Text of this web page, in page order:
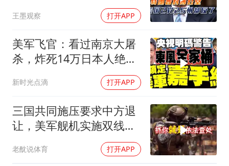
王墨观察 打开APP
美军飞官：看过南京大屠
杀，炸死14万日本人绝不
新时光点滴 打开APP
三国共同施压要求中方退
让，美军舰机实施双线抵
近，南海被划为禁区，
轰-6K已挂弹
老酖说体育 打开APP